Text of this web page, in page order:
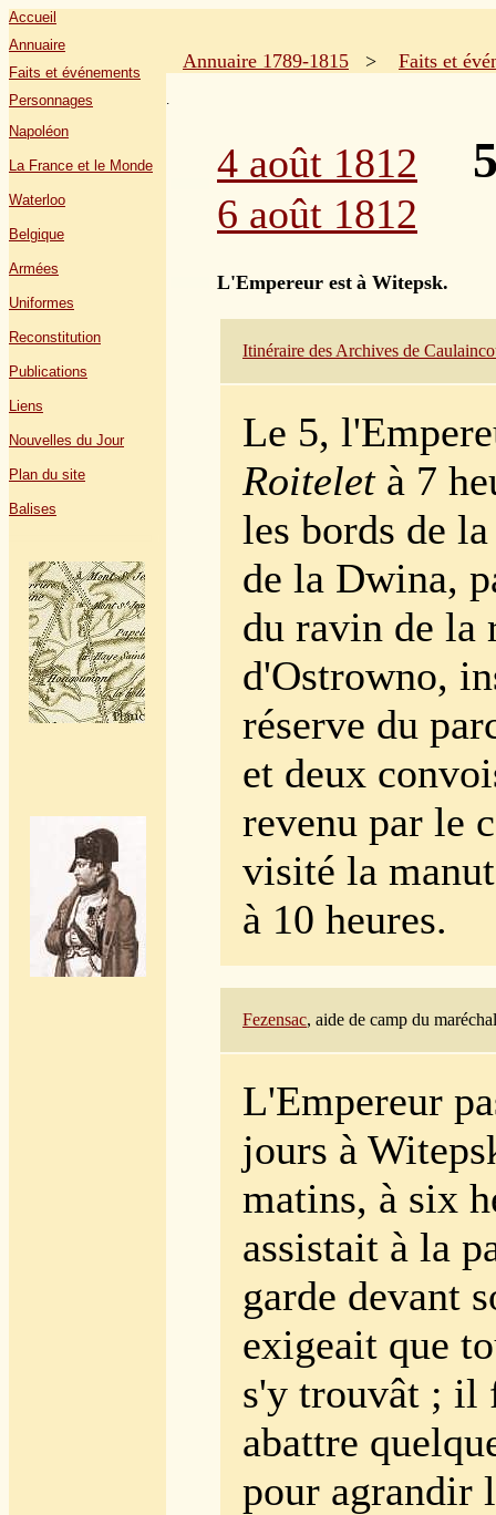
Accueil
Annuaire
Faits et événements
Personnages
Napoléon
La France et le Monde
Waterloo
Belgique
Armées
Uniformes
Reconstitution
Publications
Liens
Nouvelles du Jour
Plan du site
Balises
Annuaire 1789-1815 > Faits et
.
4 août 1812
6 août 1812
L'Empereur est à Witepsk.
Itinéraire des Archives de
Le 5,
Roiteletà 7
les bords de
de la Dwina,
du ravin de la
d'Ostrowno,
réserve du
et deux
revenu par le
visité la
à 10 heures.
Fezensac, aide de camp du
L'Empereur
jours à
matins, à six
assistait à la
garde devant
exigeait que
s'y trouvât ; il
abattre
pour agrandir